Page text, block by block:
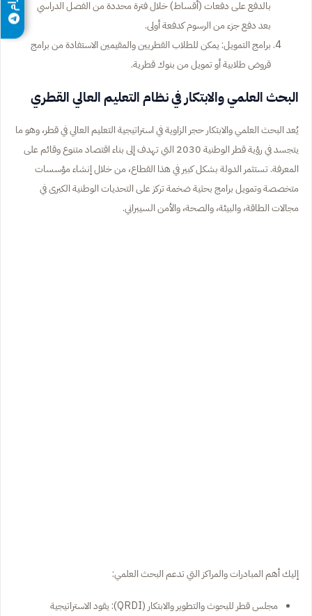
بالدفع على دفعات (أقساط) خلال فترة محددة من الفصل الدراسي
بعد دفع جزء من الرسوم كدفعة أولى.
برامج التمويل: يمكن للطلاب القطريين والمقيمين الاستفادة من برامج
قروض طلابية أو تمويل من بنوك قطرية.
البحث العلمي والابتكار في نظام التعليم العالي القطري
يُعد البحث العلمي والابتكار حجر الزاوية في استراتيجية التعليم العالي في قطر، وهو ما
يتجسد في رؤية قطر الوطنية 2030 التي تهدف إلى بناء اقتصاد متنوع وقائم على
المعرفة. تستثمر الدولة بشكل كبير في هذا القطاع، من خلال إنشاء مؤسسات
متخصصة وتمويل برامج بحثية ضخمة تركز على التحديات الوطنية الكبرى في
مجالات الطاقة، والبيئة، والصحة، والأمن السيبراني.
إليك أهم المبادرات والمراكز التي تدعم البحث العلمي:
مجلس قطر للبحوث والتطوير والابتكار (QRDI): يقود الاستراتيجية